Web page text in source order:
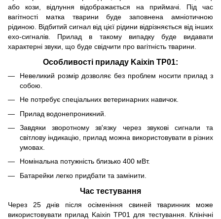
або кози, відлуння відображається на приймачі. Під час
вагітності матка тварини буде заповнена амніотичною
рідиною. Відбитий сигнал від цієї рідини відрізняється від інших
ехо-сигналів. Прилад в такому випадку буде видавати
характерні звуки, що буде свідчити про вагітність тварини.
Особливості приладу Kaixin ТР01:
Невеликий розмір дозволяє без проблем носити прилад з
собою.
Не потребує спеціальних ветеринарних навичок.
Прилад водонепроникний.
Завдяки зворотному зв'язку через звукові сигнали та
світлову індикацію, прилад можна використовувати в різних
умовах.
Номінальна потужність близько 400 мВт.
Батарейки легко придбати та замінити.
Час тестування
Через 25 днів після осіменіння свиней тваринник може
використовувати прилад Kaixin ТР01 для тестування. Клінічні